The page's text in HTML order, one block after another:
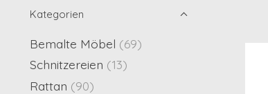
Kategorien
Bemalte Möbel (69)
Schnitzereien (13)
Rattan (90)